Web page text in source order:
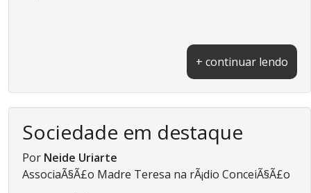
+ continuar lendo
Sociedade em destaque
Por Neide Uriarte
AssociaÃ§Ã£o Madre Teresa na rÃ¡dio ConceiÃ§Ã£o